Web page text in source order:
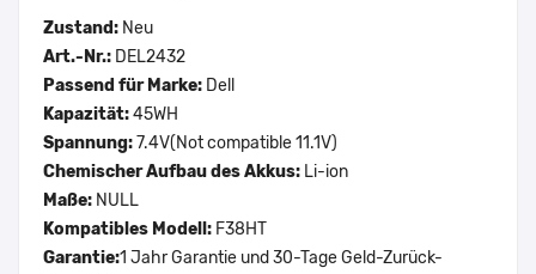
Zustand: Neu
Art.-Nr.: DEL2432
Passend für Marke: Dell
Kapazität:45WH
Spannung:7.4V(Not compatible 11.1V)
Chemischer Aufbau des Akkus: Li-ion
Maße: NULL
Kompatibles Modell: F38HT
Garantie:1 Jahr Garantie und 30-Tage Geld-Zurück-